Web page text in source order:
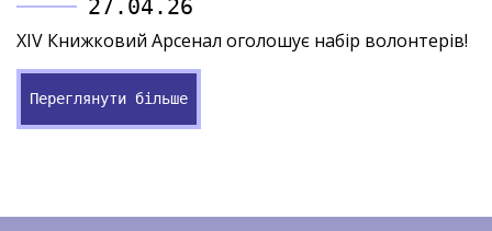
27.04.26
XIV Книжковий Арсенал оголошує набір волонтерів!
Переглянути більше